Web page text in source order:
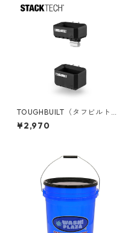
TOUGHBUILT（タフビルト）S
TACK TECH(スタックテック)
ロングツールホルダー TB-B1-
¥2,970